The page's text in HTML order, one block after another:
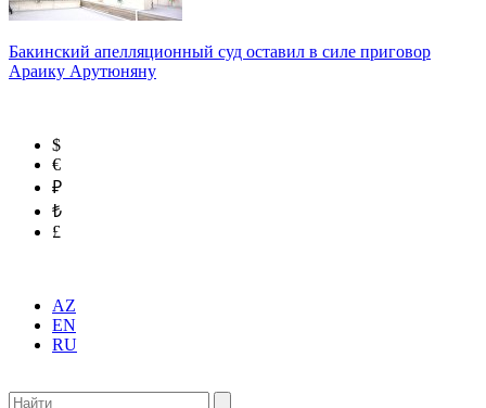
Бакинский апелляционный суд оставил в силе приговор
Араику Арутюняну
$
€
₽
₺
£
AZ
EN
RU